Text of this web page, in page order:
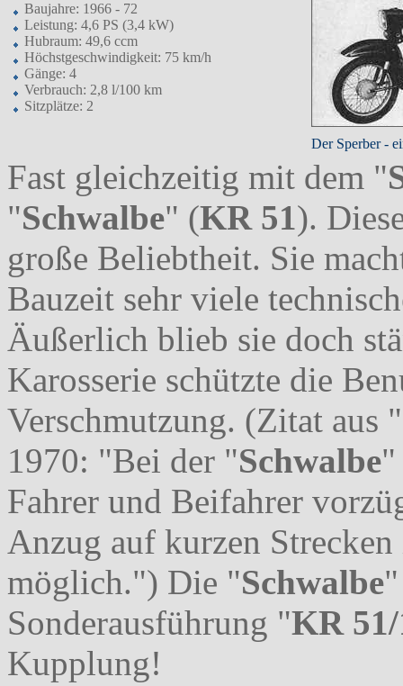
Baujahre: 1966 - 72
Leistung: 4,6 PS (3,4 kW)
Hubraum: 49,6 ccm
Höchstgeschwindigkeit: 75 km/h
Gänge: 4
Verbrauch: 2,8 l/100 km
Sitzplätze: 2
Der Sperber -
Fast gleichzeitig mit dem "
"Schwalbe" (KR 51).
große Beliebtheit. Sie
Bauzeit sehr viele
Äußerlich blieb sie doch
Karosserie schützte die
Verschmutzung. (Zitat
1970: "Bei der "Schwalbe"
Fahrer und Beifahrer
Anzug auf kurzen
möglich.") Die "Schwalbe
Sonderausführung "KR 51/
Kupplung!